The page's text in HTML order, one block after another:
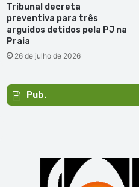
Tribunal decreta
preventiva para três
arguidos detidos pela PJ na
Praia
26 de julho de 2026
Pub.